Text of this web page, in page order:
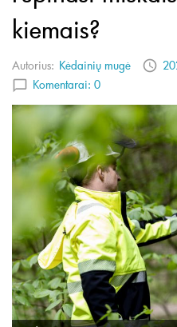
kiemais?
Autorius: Kėdainių mugė
Komentarai: 0